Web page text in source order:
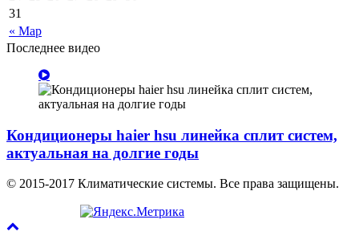
« Мар
31
Последнее видео
Кондиционеры haier hsu линейка сплит систем,
актуальная на долгие годы
© 2015-2017 Климатические системы. Все права защищены.